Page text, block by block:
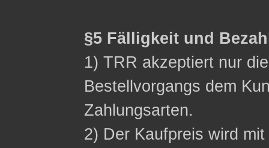
§5 Fälligkeit und
1) TRR akzeptiert nur
Bestellvorgangs dem
Zahlungsarten.
2) Der Kaufpreis wird